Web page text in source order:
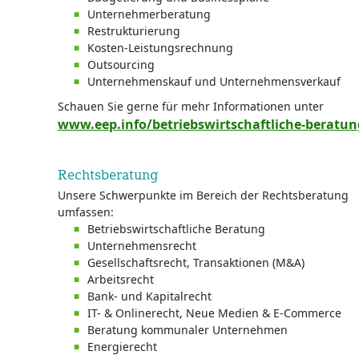
Unternehmerberatung
Restrukturierung
Kosten-Leistungsrechnung
Outsourcing
Unternehmenskauf und Unternehmensverkauf
Schauen Sie gerne für mehr Informationen unter
www.eep.info/betriebswirtschaftliche-
Rechtsberatung
Unsere Schwerpunkte im Bereich der Rechtsberatung
umfassen:
Betriebswirtschaftliche Beratung
Unternehmensrecht
Gesellschaftsrecht, Transaktionen (M&A)
Arbeitsrecht
Bank- und Kapitalrecht
IT- & Onlinerecht, Neue Medien & E-Commerce
Beratung kommunaler Unternehmen
Energierecht